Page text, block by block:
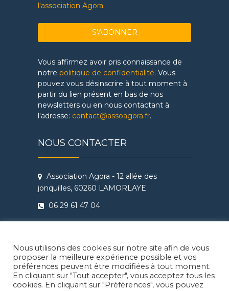
l'association Agora.
Vous affirmez avoir pris connaissance de
notre politique de confidentialité. Vous
pouvez vous désinscrire à tout moment à
partir du lien présent en bas de nos
newsletters ou en nous contactant à
l'adresse: contact@assoagora.fr.
NOUS CONTACTER
Association Agora - 12 allée des
jonquilles, 60260 LAMORLAYE
06 29 61 47 04
Règlement intérieur Agora - Ateliers
Théâtre & Cinéma
Nous utilisons des cookies sur notre site afin de vous
proposer la meilleure expérience possible et vos
préférences peuvent être modifiées à tout moment.
En cliquant sur "Tout accepter", vous acceptez tous les
cookies. En cliquant sur "Préférences", vous pouvez